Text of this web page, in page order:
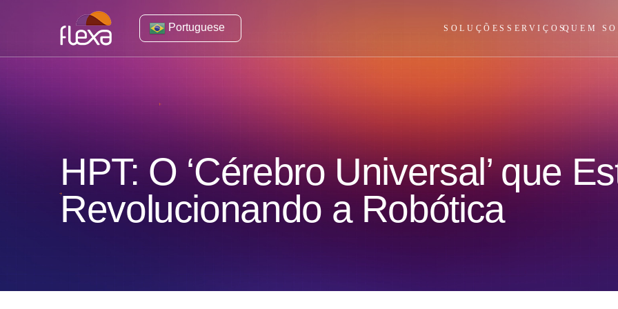
Portuguese SOLUÇÕES SERVIÇOSQUEM
HPT: O ‘Cérebro Universal’ que
Revolucionando a Robótica